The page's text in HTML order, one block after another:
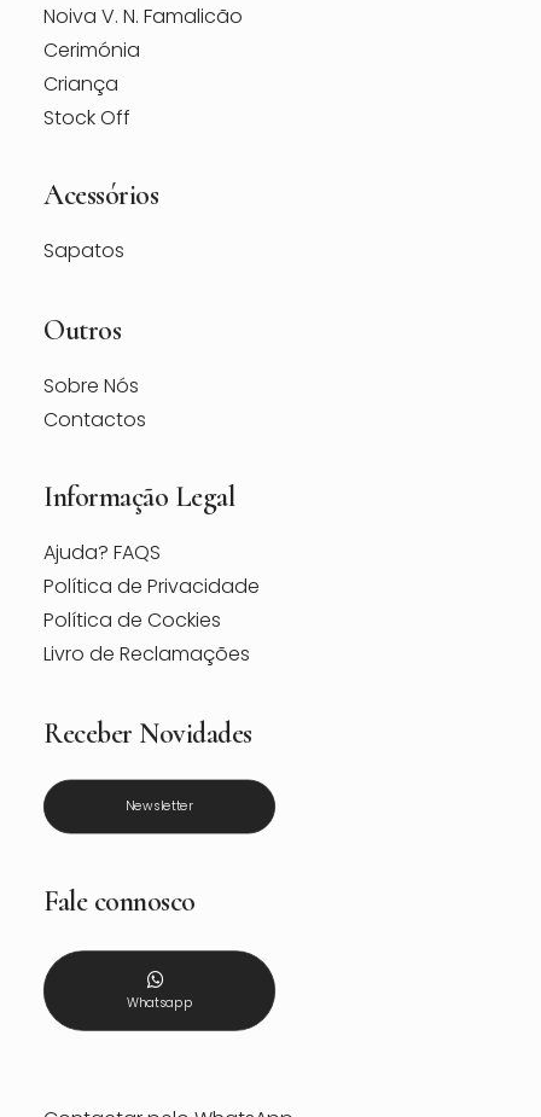
Noiva V. N. Famalicão
Cerimónia
Criança
Stock Off
Acessórios
Sapatos
Outros
Sobre Nós
Contactos
Informação Legal
Ajuda? FAQS
Política de Privacidade
Política de Cockies
Livro de Reclamações
Receber Novidades
Newsletter
Fale connosco
Whatsapp